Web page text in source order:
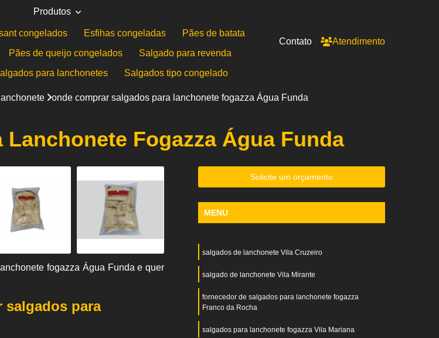
Produtos
congelados Esfihas congeladas
Pães de batata
Pães de queijo congelados
Salgado para revenda
para lanchonetes Salgados tipo congelado
Contato Atendimento
onde comprar salgados para lanchonete fogazza Água Funda
Fogazza Água Funda
fogazza Água Funda e quer
salgados para
Solicite um orçamento
MENU
salgados de lanchonete Vila Cruzeiro
salgado de lanchonete Vila Mirante
fornecedor de salgados para lanchonete fogazza
Franco da Rocha
salgados para lanchonete fogazza Vila Mariana